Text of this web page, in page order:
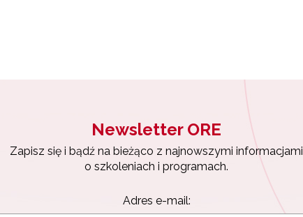
Newsletter ORE
Zapisz się i bądź na bieżąco z najnowszymi informacjami
o szkoleniach i programach.
Adres e-mail: